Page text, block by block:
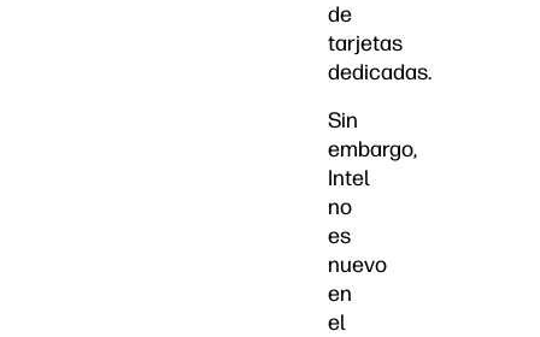
de
tarjetas
dedicadas.
Sin
embargo,
Intel
no
es
nuevo
en
el